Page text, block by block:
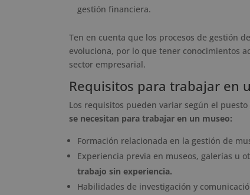
gestión financiera.
Ten en cuenta que los procesos de gestión
evoluciona, por lo que tener conocimientos
sector empresarial.
Requisitos para trabajar en
Los requisitos pueden variar según el
se necesitan para trabajar en un museo:
Formación relacionada en la gestión de
Experiencia previa en museos, galerías u
trabajo sin experiencia.
Habilidades de investigación y